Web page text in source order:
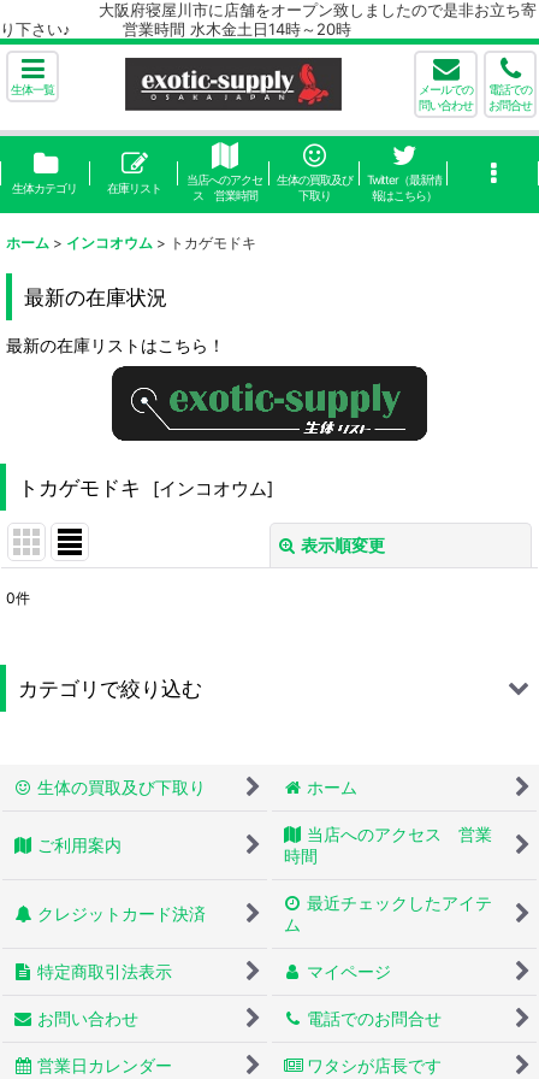
大阪府寝屋川市に店舗をオープン致しましたので是非お立ち寄
り下さい♪ 営業時間 水木金土日14時～20時
生体一覧
メールでの
問い合わせ
電話での
お問合せ
生体カテゴリ 在庫リスト
当店へのアクセ
ス 営業時間
生体の買取及び
下取り
Twitter（最新情
報はこちら）
ホーム > インコオウム > トカゲモドキ
最新の在庫状況
最新の在庫リストはこちら！
トカゲモドキ [インコオウム]
表示順変更
サブカテゴリ
並び順
絞り込む
0件
カテゴリで絞り込む
ヒョウモントカゲモドキ(ベルアルビノ)
ヒョウモントカゲモドキ(レインウォーターアルビノ)
ヒョウモントカゲモドキ(スノー)
ヒョウモントカゲモドキ(タンジェリン)
ヒョウモントカゲモドキ(ブラックナイト)
生体の買取及び下取り ホーム
ご利用案内
当店へのアクセス 営業
時間
クレジットカード決済
最近チェックしたアイテ
ム
特定商取引法表示 マイページ
お問い合わせ 電話でのお問合せ
営業日カレンダー ワタシが店長です